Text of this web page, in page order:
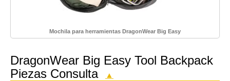
Mochila para herramientas DragonWear Big Easy
DragonWear Big Easy Tool Backpack
Piezas Consulta
▲